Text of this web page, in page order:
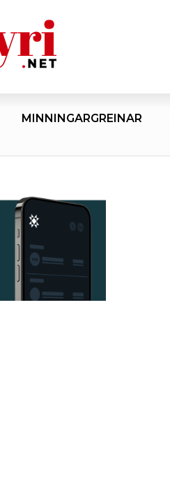
MINNINGARGREINAR